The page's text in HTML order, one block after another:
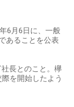
6月6日に、一般
あることを公表
長とのこと。欅
を開始したよう